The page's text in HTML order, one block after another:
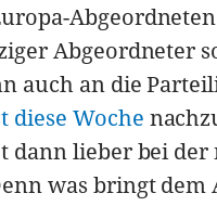
Abgeordneter
auch an die
diese Woche
dann lieber bei der
was bringt